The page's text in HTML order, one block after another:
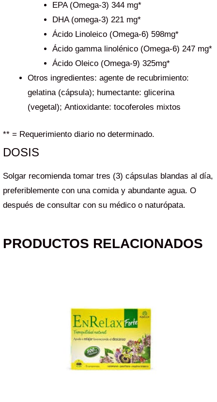
EPA (Omega-3) 344 mg*
DHA (omega-3) 221 mg*
Ácido Linoleico (Omega-6) 598mg*
Ácido gamma linolénico (Omega-6) 247 mg*
Ácido Oleico (Omega-9) 325mg*
Otros ingredientes: agente de recubrimiento:
gelatina (cápsula); humectante: glicerina
(vegetal); Antioxidante: tocoferoles mixtos
** = Requerimiento diario no determinado.
DOSIS
Solgar recomienda tomar tres (3) cápsulas blandas al día,
preferiblemente con una comida y abundante agua. O
después de consultar con su médico o naturópata.
PRODUCTOS RELACIONADOS